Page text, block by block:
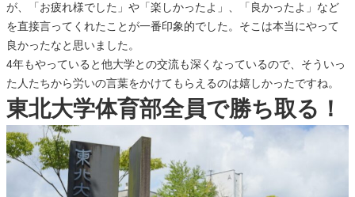
が、「お疲れ様でした」や「楽しかったよ」、「良かったよ」など
を直接言ってくれたことが一番印象的でした。そこは本当にやって
良かったなと思いました。
4年もやっていると他大学との交流も深くなっているので、そういっ
た人たちから労いの言葉をかけてもらえるのは嬉しかったですね。
東北大学体育部全員で勝ち取る！